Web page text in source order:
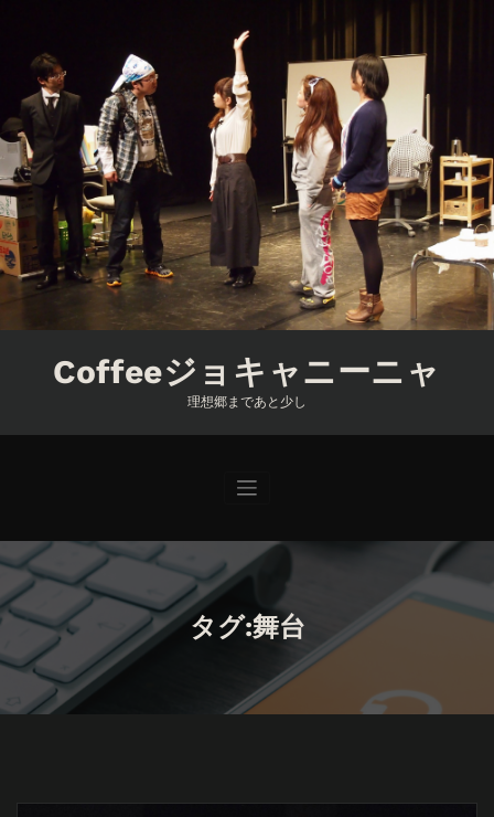
ス
キ
ッ
プ
Coffeeジョキャニーニャ
理想郷まであと少し
タグ:舞台